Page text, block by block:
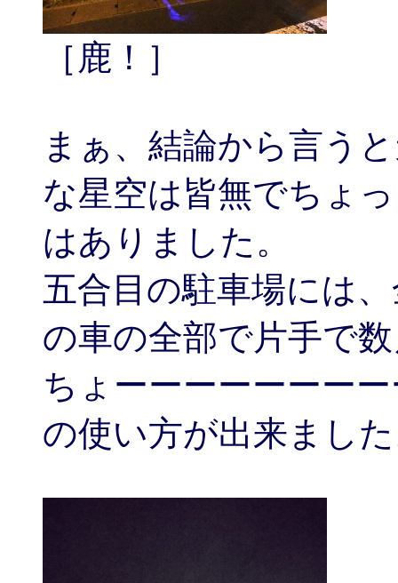
［鹿！］
まぁ、結論から言う
な星空は皆無でちょ
はありました。
五合目の駐車場には
の車の全部で片手で
ちょーーーーーーー
の使い方が出来まし